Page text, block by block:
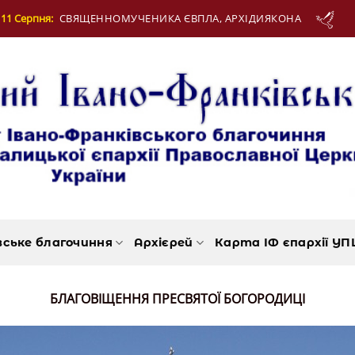
ЄВПЛА, АРХІДИЯКОНА 12
благочиння Архієрей Карта ІФ єпархії
БЛАГОВІЩЕННЯ ПРЕСВЯТОЇ БОГОРОДИЦІ